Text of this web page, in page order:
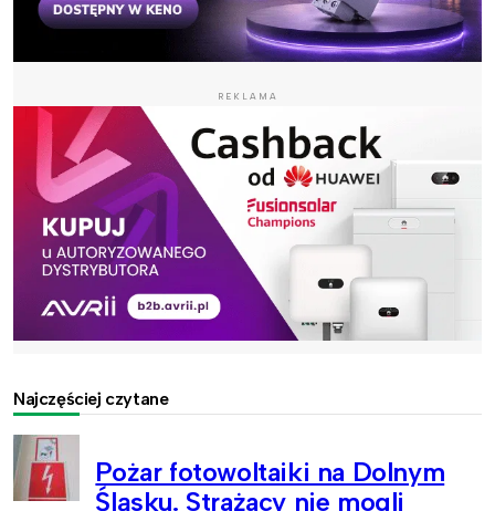
REKLAMA
Najczęściej czytane
Pożar fotowoltaiki na Dolnym
Śląsku. Strażacy nie mogli